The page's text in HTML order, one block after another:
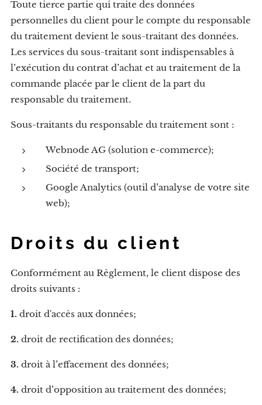
Toute tierce partie qui traite des données
personnelles du client pour le compte du responsable
du traitement devient le sous-traitant des données.
Les services du sous-traitant sont indispensables à
l’exécution du contrat d’achat et au traitement de la
commande placée par le client de la part du
responsable du traitement.
Sous-traitants du responsable du traitement sont :
Webnode AG (solution e-commerce);
Société de transport;
Google Analytics (outil d’analyse de votre site
web);
Droits du client
Conformément au Règlement, le client dispose des
droits suivants :
1. droit d'accès aux données;
2. droit de rectification des données;
3. droit à l’effacement des données;
4. droit d’opposition au traitement des données;